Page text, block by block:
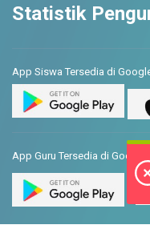
Statistik
App Siswa Tersedia di
App Guru Tersedia di Google